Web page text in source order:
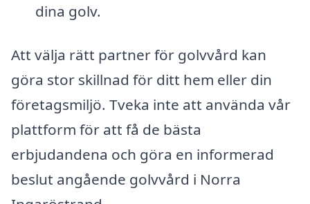
dina golv.
Att välja rätt partner för golvvård kan
göra stor skillnad för ditt hem eller din
företagsmiljö. Tveka inte att använda vår
plattform för att få de bästa
erbjudandena och göra en informerad
beslut angående golvvård i Norra